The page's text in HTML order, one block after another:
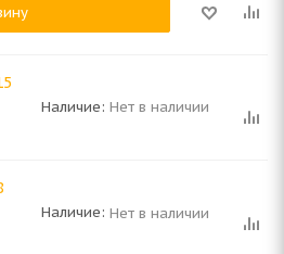
Наличие: Нет в наличии
Наличие: Нет в наличии